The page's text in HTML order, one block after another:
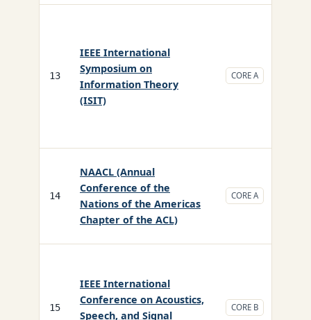
13
IEEE International
Symposium on
Information Theory
(ISIT)
CORE A
14
NAACL (Annual
Conference of the
Nations of the Americas
Chapter of the ACL)
CORE A
15
IEEE International
Conference on Acoustics,
Speech, and Signal
CORE B